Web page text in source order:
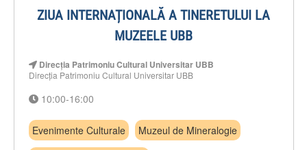
ZIUA INTERNAȚIONALĂ A TINERETULUI LA
MUZEELE UBB
Direcția Patrimoniu Cultural Universitar UBB
Direcția Patrimoniu Cultural Universitar UBB
10:00-16:00
Evenimente Culturale
Muzeul de Mineralogie